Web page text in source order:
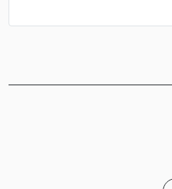
در تمامی واحد های
کلیه ی اتاق های هتل به
یخچال، مینی بار، تلویزیون
و چای، سیستم خوشبو کننده
حمام اختصاصی با لوازم
استخر یا باغ هستند و برخی